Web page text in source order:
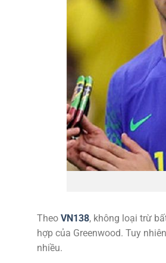
Theo VN138, không loại trừ
hợp của Greenwood. Tuy
nhiều.